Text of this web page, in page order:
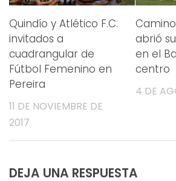
Quindío y Atlético F.C.
invitados a
cuadrangular de
Fútbol Femenino en
Pereira
11 DE NOVIEMBRE DE
2017
abrió
en el
centro
4 DE
DEJA UNA RESPUESTA